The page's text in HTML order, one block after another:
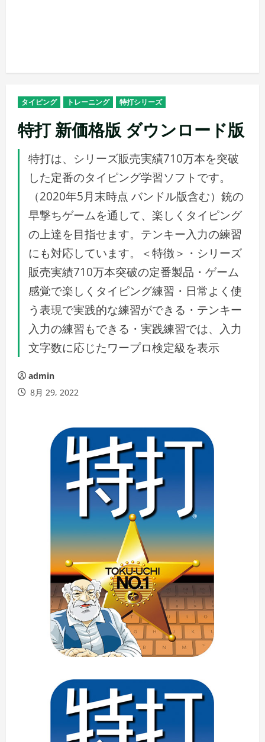
タイピング トレーニング 特打シリーズ
特打 新価格版 ダウンロード版
特打は、シリーズ販売実績710万本を突破
した定番のタイピング学習ソフトです。
（2020年5月末時点 バンドル版含む）銃の
早撃ちゲームを通して、楽しくタイピング
の上達を目指せます。テンキー入力の練習
にも対応しています。＜特徴＞・シリーズ
販売実績710万本突破の定番製品・ゲーム
感覚で楽しくタイピング練習・日常よく使
う表現で実践的な練習ができる・テンキー
入力の練習もできる・実践練習では、入力
文字数に応じたワープロ検定級を表示
admin
8月 29, 2022